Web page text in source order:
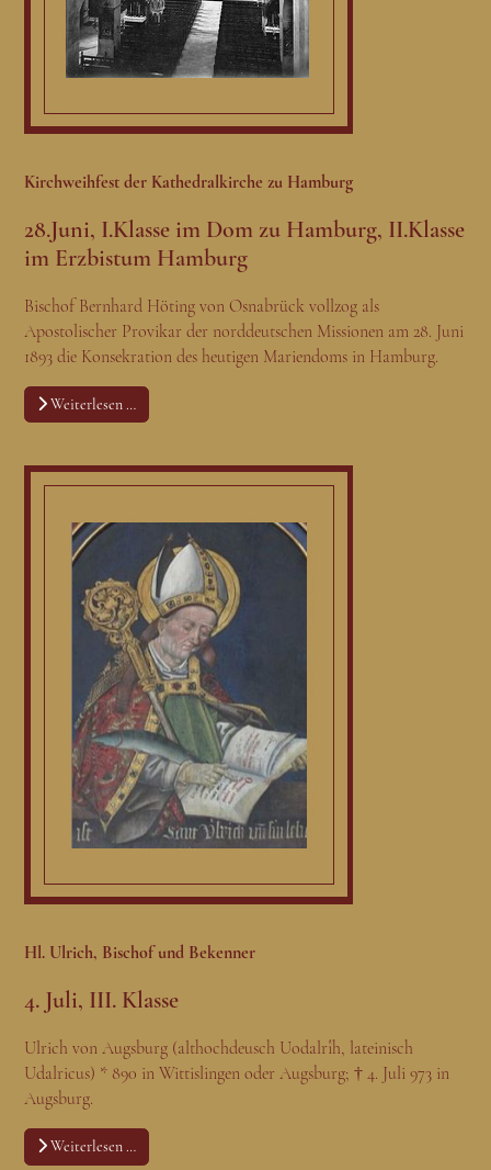
Kirchweihfest der Kathedralkirche zu Hamburg
28.Juni, I.Klasse im Dom zu Hamburg, II.Klasse
im Erzbistum Hamburg
Bischof Bernhard Höting von Osnabrück vollzog als
Apostolischer Provikar der norddeutschen Missionen am 28. Juni
1893 die Konsekration des heutigen Mariendoms in Hamburg.
Weiterlesen …
Hl. Ulrich, Bischof und Bekenner
4. Juli, III. Klasse
Ulrich von Augsburg (althochdeusch Uodalrîh, lateinisch
Udalricus) * 890 in Wittislingen oder Augsburg; † 4. Juli 973 in
Augsburg.
Weiterlesen …